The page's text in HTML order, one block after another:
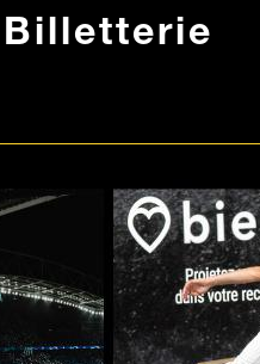
Billetterie